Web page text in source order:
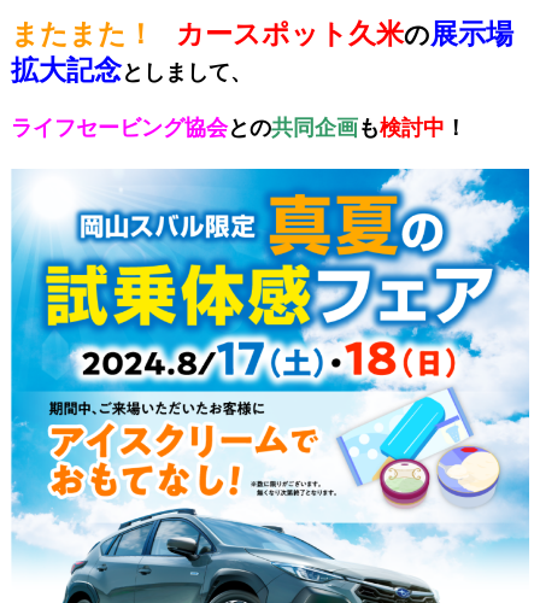
またまた！ カースポット久米の展示場
拡大記念としまして、
ライフセービング協会との共同企画も検討中 ！